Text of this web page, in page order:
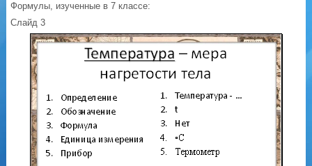
Формулы, изученные в 7 классе:
Слайд 3